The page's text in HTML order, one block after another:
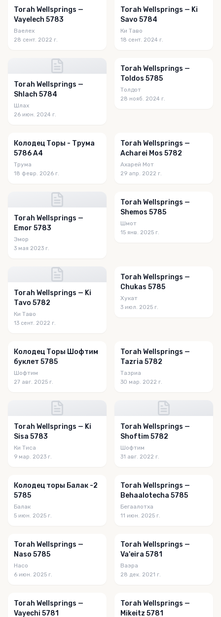
Torah Wellsprings —
Vayelech 5783
Ваелех
28 сент. 2022 г.
Torah Wellsprings — Ki
Savo 5784
Ки Таво
18 сент. 2024 г.
Torah Wellsprings —
Shlach 5784
Шлах
26 июн. 2024 г.
Torah Wellsprings —
Toldos 5785
Толдот
28 нояб. 2024 г.
Колодец Торы - Трума
5786 A4
Трума
18 февр. 2026 г.
Torah Wellsprings —
Acharei Mos 5782
Ахарей Мот
29 апр. 2022 г.
Torah Wellsprings —
Emor 5783
Эмор
3 мая 2023 г.
Torah Wellsprings —
Shemos 5785
Шмот
15 янв. 2025 г.
Torah Wellsprings — Ki
Tavo 5782
Ки Таво
13 сент. 2022 г.
Torah Wellsprings —
Chukas 5785
Хукат
3 июл. 2025 г.
Колодец Торы Шофтим
буклет 5785
Шофтим
27 авг. 2025 г.
Torah Wellsprings —
Tazria 5782
Тазриа
30 мар. 2022 г.
Torah Wellsprings — Ki
Sisa 5783
Ки Тиса
9 мар. 2023 г.
Torah Wellsprings —
Shoftim 5782
Шофтим
31 авг. 2022 г.
Колодец торы Балак -2
5785
Балак
5 июн. 2025 г.
Torah Wellsprings —
Behaalotecha 5785
Бегаалотха
11 июн. 2025 г.
Torah Wellsprings —
Naso 5785
Насо
6 июн. 2025 г.
Torah Wellsprings —
Va'eira 5781
Ваэра
28 дек. 2021 г.
Torah Wellsprings —
Vayechi 5781
Torah Wellsprings —
Mikeitz 5781